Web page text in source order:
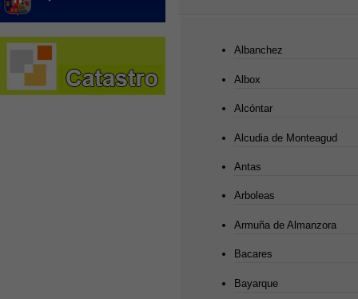
Albanchez
Albox
Alcóntar
Alcudia de Monteagud
Antas
Arboleas
Armuña de Almanzora
Bacares
Bayarque